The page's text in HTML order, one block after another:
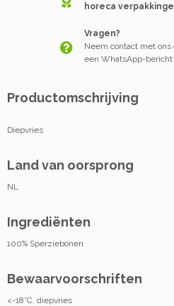
horeca
Vragen?
Neem contact met ons
een WhatsApp-bericht
Productomschrijving
Diepvries
Land van oorsprong
NL
Ingrediënten
100% Sperziebonen
Bewaarvoorschriften
<-18°C. diepvries